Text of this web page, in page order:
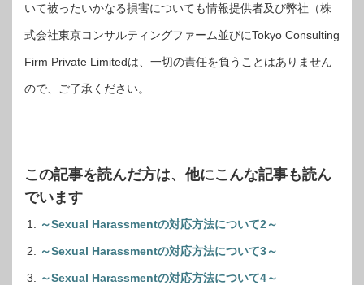
いて被ったいかなる損害についても情報提供者及び弊社（株
式会社東京コンサルティングファーム並びにTokyo Consulting
Firm Private Limitedは、一切の責任を負うことはありません
ので、ご了承ください。
この記事を読んだ方は、他にこんな記事も読ん
でいます
～Sexual Harassmentの対応方法について2～
～Sexual Harassmentの対応方法について3～
～Sexual Harassmentの対応方法について4～